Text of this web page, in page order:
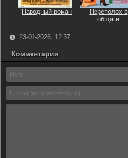
Народный роман
Переполох в
общаге
23-01-2026, 12:37
Комментарии